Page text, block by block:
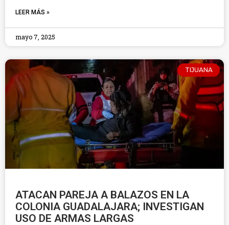
LEER MÁS »
mayo 7, 2025
TIJUANA
ATACAN PAREJA A BALAZOS EN LA
COLONIA GUADALAJARA; INVESTIGAN
USO DE ARMAS LARGAS